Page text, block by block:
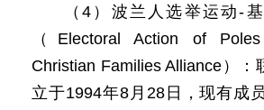
（4）波兰人选举运动-
（Electoral Action of
Christian Families Alliance）：
立于1994年8月28日，现有成